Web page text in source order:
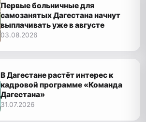
Первые больничные для
самозанятых Дагестана начнут
выплачивать уже в августе
03.08.2026
В Дагестане растёт интерес к
кадровой программе «Команда
Дагестана»
31.07.2026